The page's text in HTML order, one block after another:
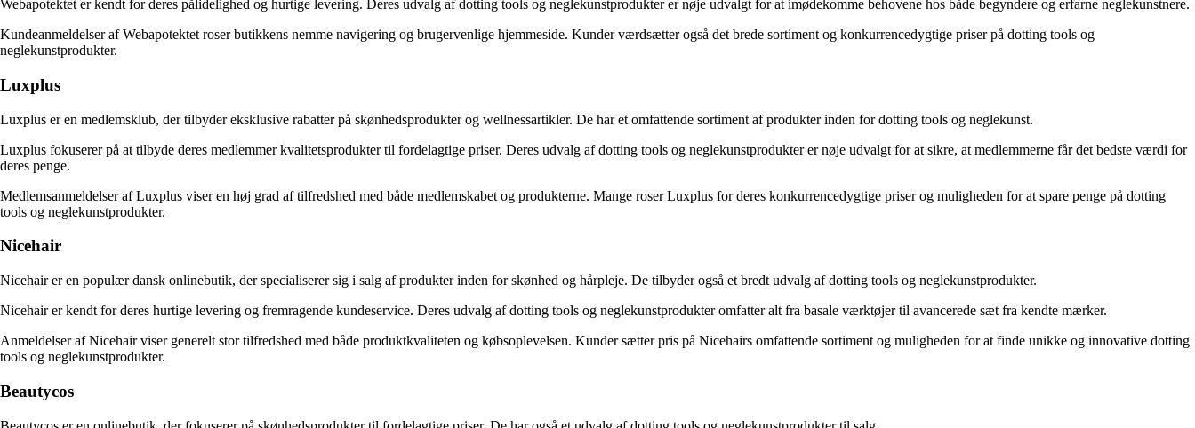
Webapotektet er kendt for deres pålidelighed og hurtige levering. Deres udvalg af dotting tools og neglekunstprodukter er nøje udvalgt for at imødekomme behovene hos både begyndere og erfarne neglekunstnere.
Kundeanmeldelser af Webapotektet roser butikkens nemme navigering og brugervenlige hjemmeside. Kunder værdsætter også det brede sortiment og konkurrencedygtige priser på dotting tools og
neglekunstprodukter.
Luxplus
Luxplus er en medlemsklub, der tilbyder eksklusive rabatter på skønhedsprodukter og wellnessartikler. De har et omfattende sortiment af produkter inden for dotting tools og neglekunst.
Luxplus fokuserer på at tilbyde deres medlemmer kvalitetsprodukter til fordelagtige priser. Deres udvalg af dotting tools og neglekunstprodukter er nøje udvalgt for at sikre, at medlemmerne får det bedste værdi for
deres penge.
Medlemsanmeldelser af Luxplus viser en høj grad af tilfredshed med både medlemskabet og produkterne. Mange roser Luxplus for deres konkurrencedygtige priser og muligheden for at spare penge på dotting
tools og neglekunstprodukter.
Nicehair
Nicehair er en populær dansk onlinebutik, der specialiserer sig i salg af produkter inden for skønhed og hårpleje. De tilbyder også et bredt udvalg af dotting tools og neglekunstprodukter.
Nicehair er kendt for deres hurtige levering og fremragende kundeservice. Deres udvalg af dotting tools og neglekunstprodukter omfatter alt fra basale værktøjer til avancerede sæt fra kendte mærker.
Anmeldelser af Nicehair viser generelt stor tilfredshed med både produktkvaliteten og købsoplevelsen. Kunder sætter pris på Nicehairs omfattende sortiment og muligheden for at finde unikke og innovative dotting
tools og neglekunstprodukter.
Beautycos